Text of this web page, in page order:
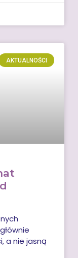
AKTUALNOŚCI
a nie jasną